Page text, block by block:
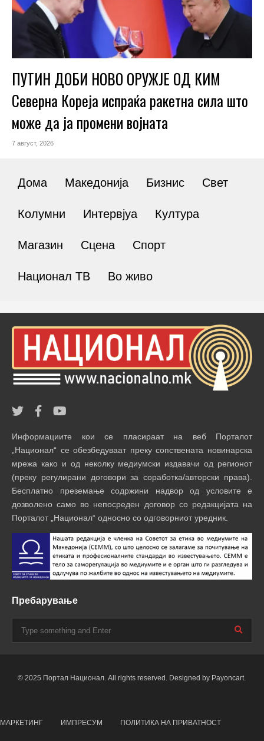
ПУТИН ДОБИ НОВО ОРУЖЈЕ ОД КИМ
Северна Кореја испраќа ракетна сила што
може да ја промени војната
7 август, 2026
Дома Македонија Бизнис Свет
Колумни Интервјуа Култура
Магазин Сцена Спорт
Национал ТВ Во живо
Информациите кои се пласираат на веб Порталот
„Национал“ се обезбедуваат преку сопствената новинарска
мрежа како и од неколку медиумски издавачи од регионот
(преку регулирани договори за соработка/авторски права).
Бесплатно преземање содржини надвор од условите е
дозволено само во непосреден договор со редакцијата на
Порталот „Национал“ односно со одговорниот уредник.
Пребарување
© 2025 Портал Национал. All rights reserved. Designed by Payoncart.
МАРКЕТИНГ ИМПРЕСУМ ПОЛИТИКА НА ПРИВАТНОСТ